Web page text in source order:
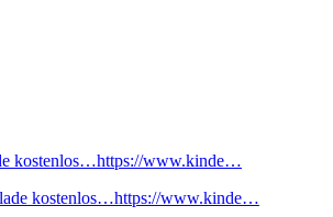
kostenlos…https://www.kinde…
kostenlos…https://www.kinde…